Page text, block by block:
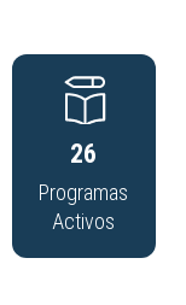
26
Programas
Activos